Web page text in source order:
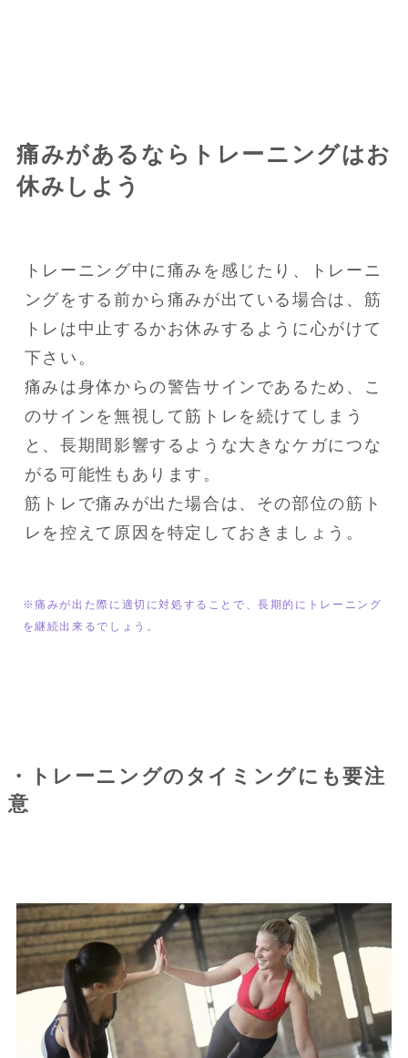
痛みがあるならトレーニングはお
休みしよう
トレーニング中に痛みを感じたり、トレーニ
ングをする前から痛みが出ている場合は、筋
トレは中止するかお休みするように心がけて
下さい。
痛みは身体からの警告サインであるため、こ
のサインを無視して筋トレを続けてしまう
と、長期間影響するような大きなケガにつな
がる可能性もあります。
筋トレで痛みが出た場合は、その部位の筋ト
レを控えて原因を特定しておきましょう。
※痛みが出た際に適切に対処することで、長期的にトレーニング
を継続出来るでしょう。
・トレーニングのタイミングにも要注
意